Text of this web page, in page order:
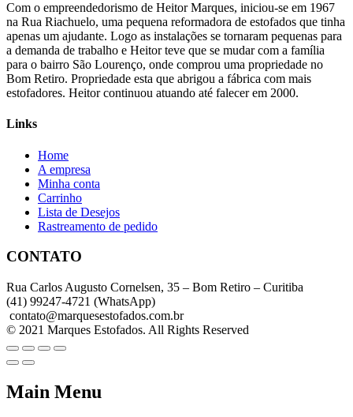
Com o empreendedorismo de Heitor Marques, iniciou-se em 1967
na Rua Riachuelo, uma pequena reformadora de estofados que tinha
apenas um ajudante. Logo as instalações se tornaram pequenas para
a demanda de trabalho e Heitor teve que se mudar com a família
para o bairro São Lourenço, onde comprou uma propriedade no
Bom Retiro. Propriedade esta que abrigou a fábrica com mais
estofadores. Heitor continuou atuando até falecer em 2000.
Links
Home
A empresa
Minha conta
Carrinho
Lista de Desejos
Rastreamento de pedido
CONTATO
Rua Carlos Augusto Cornelsen, 35 – Bom Retiro – Curitiba
(41) 99247-4721 (WhatsApp)
contato@marquesestofados.com.br
© 2021 Marques Estofados. All Rights Reserved
Main Menu